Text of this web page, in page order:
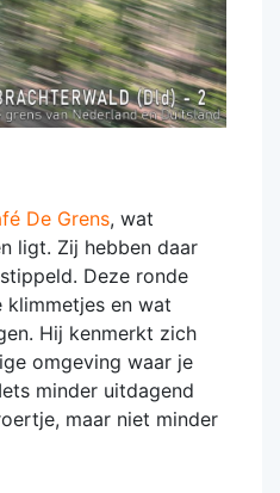
De Grens, wat
ligt. Zij hebben daar
Deze ronde
en wat
Hij kenmerkt zich
omgeving waar je
minder uitdagend
maar niet minder